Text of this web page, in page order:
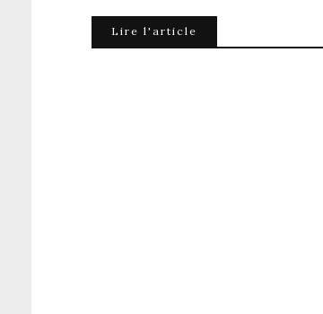
Lire l'article